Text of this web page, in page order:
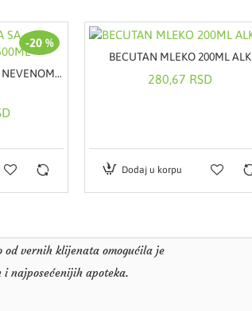
čišćenje kože
-20 %
APIVITA KIDS KUPKA SA NEVENOM I MEDOM 500ML
BECUTAN MLEKO 200ML ALK
280,67 RSD
Dodaj u korpu
od vernih klijenata omogućila je
najposećenijih apoteka.